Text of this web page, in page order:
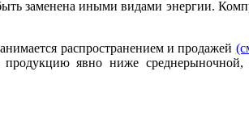
заменена иными видами энергии.
распространением и продажей
явно ниже